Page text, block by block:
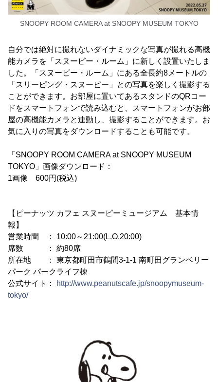
SNOOPY ROOM CAMERA at SNOOPY MUSEUM TOKYO
自分では絶対に撮れないダイナミックな写真が撮れる高機
能カメラを「スヌーピー・ルーム」に新しく設置いたしま
した。「スヌーピー・ルーム」にある全長約8メートルの
「スリーピング・スヌーピー」との写真を楽しく撮影する
ことができます。お部屋に置いてあるスタンドのQRコー
ドをスマートフォンで読み込むと、スマートフォンがお部
屋の高機能カメラと連動し、撮影することができます。お
気に入りの写真をダウンロードすることも可能です。
「SNOOPY ROOM CAMERA at SNOOPY MUSEUM
TOKYO」画像ダウンロード：
1画像 600円(税込)
【ピーナッツ カフェ スヌーピーミュージアム 基本情
報】
営業時間 ： 10:00～21:00(L.O.20:00)
席数 ： 約80席
所在地 ： 東京都町田市鶴間3-1-1 南町田グランベリー
パーク パークライフ棟
公式サイト：
http://www.peanutscafe.jp/snoopymuseum-
tokyo/